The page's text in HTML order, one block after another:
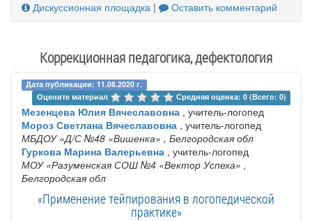
Дискуссионная площадка | Оставить комментарий
Коррекционная педагогика, дефектология
Дата публикации: 11.08.2020 г.
Оцените материал
Средняя оценка: 0 (Всего: 0)
Мезенцева Юлия Вячеславовна , учитель-логопед
Мороз Светлана Вячеславовна , учитель-логопед
МБДОУ «Д/С №48 «Вишенка» , Белгородская обл
Гуркова Марина Валерьевна , учитель-логопед
МОУ «Разуменская СОШ №4 «Вектор Успеха» ,
Белгородская обл
«Применение тейпирования в логопедической
практике»